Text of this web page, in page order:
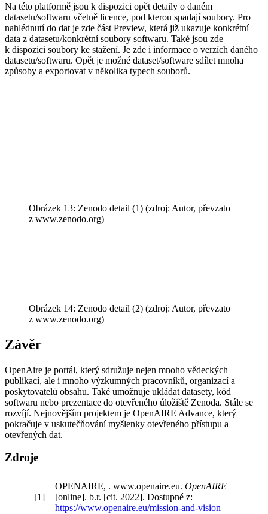
Na této platformě jsou k dispozici opět detaily o daném
datasetu/softwaru včetně licence, pod kterou spadají soubory. Pro
nahlédnutí do dat je zde část Preview, která již ukazuje konkrétní
data z datasetu/konkrétní soubory softwaru. Také jsou zde
k dispozici soubory ke stažení. Je zde i informace o verzích daného
datasetu/softwaru. Opět je možné dataset/software sdílet mnoha
způsoby a exportovat v několika typech souborů.
Obrázek 13: Zenodo detail (1) (zdroj: Autor, převzato
z www.zenodo.org)
Obrázek 14: Zenodo detail (2) (zdroj: Autor, převzato
z www.zenodo.org)
Závěr
OpenAire je portál, který sdružuje nejen mnoho vědeckých
publikací, ale i mnoho výzkumných pracovníků, organizací a
poskytovatelů obsahu. Také umožnuje ukládat datasety, kód
softwaru nebo prezentace do otevřeného úložiště Zenoda. Stále se
rozvíjí. Nejnovějším projektem je OpenAIRE Advance, který
pokračuje v uskutečňování myšlenky otevřeného přístupu a
otevřených dat.
Zdroje
[1]
OPENAIRE, . www.openaire.eu. OpenAIRE
[online]. b.r. [cit. 2022]. Dostupné z:
https://www.openaire.eu/mission-and-vision